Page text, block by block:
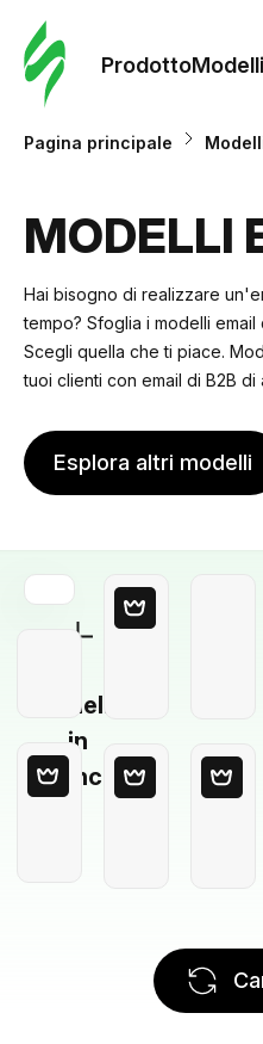
ProdottoModelli
Pagina principale
MODELLI
Hai bisogno di realizzare
tempo? Sfoglia i modelli
Scegli quella che ti piace.
tuoi clienti con email di B2B di
Esplora altri modelli
Modello
in
bianco